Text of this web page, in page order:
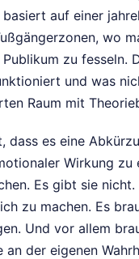
auf einer
wo
zu fesseln.
und was
Raum mit
dass es eine
Wirkung zu
Es gibt sie
zu machen. Es
Und vor allem
an der eigenen